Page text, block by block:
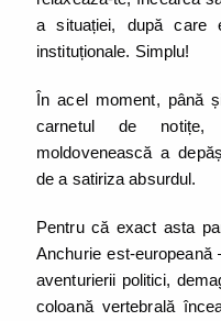
a situației, după care
instituționale. Simplu!
În acel moment, până
carnetul de notițe,
moldovenească a
de a satiriza absurdul.
Pentru că exact asta
Anchurie est-
aventurierii politici,
coloană vertebrală